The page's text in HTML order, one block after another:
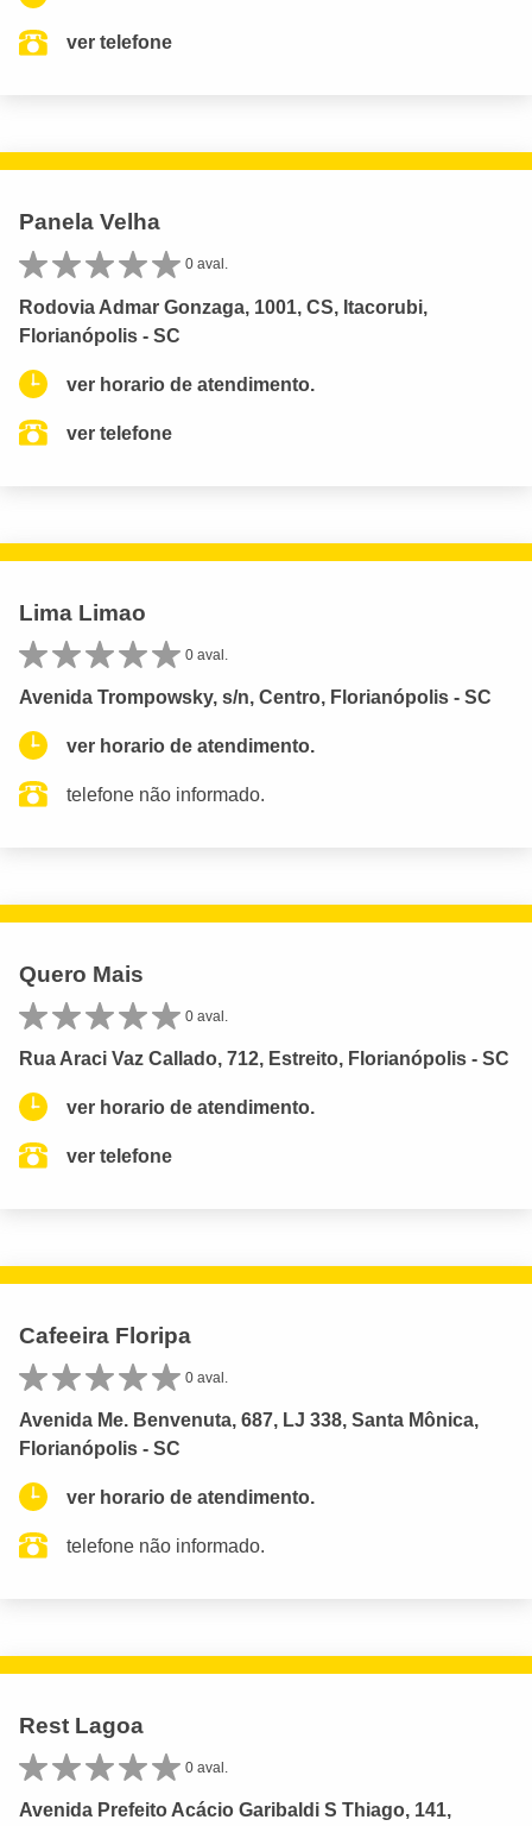
ver telefone
Panela Velha
0 aval.
Rodovia Admar Gonzaga, 1001, CS, Itacorubi,
Florianópolis - SC
ver horario de atendimento.
ver telefone
Lima Limao
0 aval.
Avenida Trompowsky, s/n, Centro, Florianópolis - SC
ver horario de atendimento.
telefone não informado.
Quero Mais
0 aval.
Rua Araci Vaz Callado, 712, Estreito, Florianópolis - SC
ver horario de atendimento.
ver telefone
Cafeeira Floripa
0 aval.
Avenida Me. Benvenuta, 687, LJ 338, Santa Mônica,
Florianópolis - SC
ver horario de atendimento.
telefone não informado.
Rest Lagoa
0 aval.
Avenida Prefeito Acácio Garibaldi S Thiago, 141,